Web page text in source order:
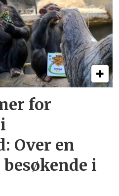
for
Over en
i